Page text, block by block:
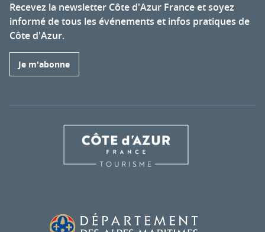
Recevez la newsletter Côte d'Azur France et soyez
informé de tous les événements et infos pratiques de
Côte d'Azur.
Je m'abonne